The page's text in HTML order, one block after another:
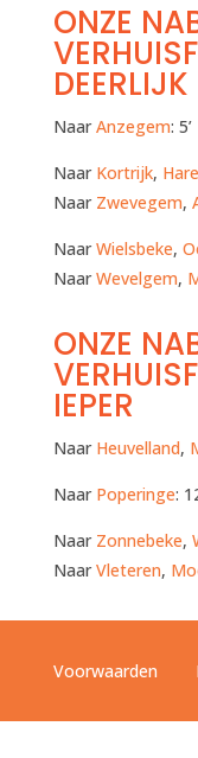
ONZE
DEERLIJK
NaarAnzegem: 5’
Naar Kortrijk,
Naar Zwevegem,
NaarWielsbeke,
NaarWevelgem,
ONZE
IEPER
Naar Heuvelland,
Naar Poperinge:
Naar Zonnebeke,
NaarVleteren,
Voorwaarden